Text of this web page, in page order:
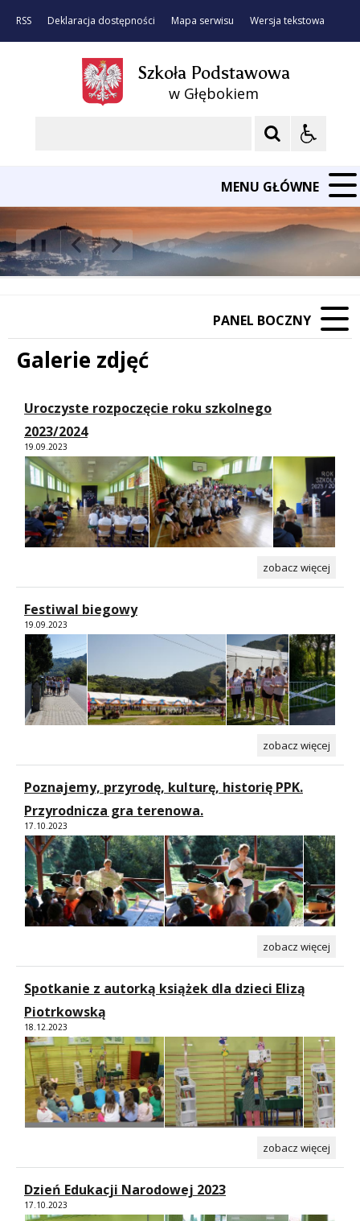
RSS Deklaracja dostępności Mapa serwisu Wersja tekstowa
Szkoła Podstawowa
w Głębokiem
MENU GŁÓWNE
Poprzedni Element
Następny Element
❚❚
PANEL BOCZNY
Galerie zdjęć
Uroczyste rozpoczęcie roku szkolnego
2023/2024
19.09.2023
zobacz więcej
Festiwal biegowy
19.09.2023
zobacz więcej
Poznajemy, przyrodę, kulturę, historię PPK.
Przyrodnicza gra terenowa.
17.10.2023
zobacz więcej
Spotkanie z autorką książek dla dzieci Elizą
Piotrkowską
18.12.2023
zobacz więcej
Dzień Edukacji Narodowej 2023
17.10.2023